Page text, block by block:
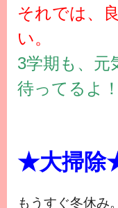
それでは、
い。
3学期も、元
待ってるよ！
★大掃
もうすぐ冬休み。